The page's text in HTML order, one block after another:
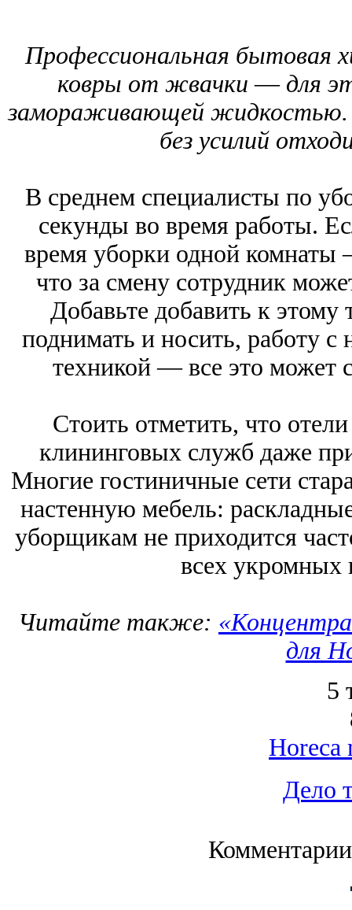
Профессиональная бытовая
ковры от жвачки ― для
замораживающей жидкостью.
без усилий
В среднем специалисты по
секунды во время работы.
время уборки одной
что за смену сотрудник
Добавьте добавить к
поднимать и носить, работу
техникой ― все это может
Стоить отметить, что
клининговых служб даже
Многие гостиничные сети
настенную мебель:
уборщикам не приходится
всех укромных
Читайте также:
для
5
Horeca
Дело